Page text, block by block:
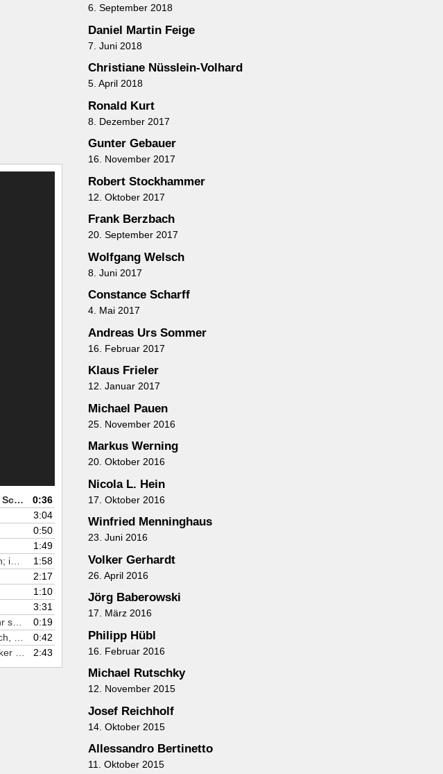
1. Volker Gerhardt pendelt täglich zwischen Hamburg und Berlin. Hat das Schreiben im ICE seinen Schreibstil verändert?
0:36
3:04
0:50
1:49
1:58
2:17
1:10
3:31
0:19
0:42
2:43
6. September 2018
Daniel Martin Feige
7. Juni 2018
Christiane Nüsslein-Volhard
5. April 2018
Ronald Kurt
8. Dezember 2017
Gunter Gebauer
16. November 2017
Robert Stockhammer
12. Oktober 2017
Frank Berzbach
20. September 2017
Wolfgang Welsch
8. Juni 2017
Constance Scharff
4. Mai 2017
Andreas Urs Sommer
16. Februar 2017
Klaus Frieler
12. Januar 2017
Michael Pauen
25. November 2016
Markus Werning
20. Oktober 2016
Nicola L. Hein
17. Oktober 2016
Winfried Menninghaus
23. Juni 2016
Volker Gerhardt
26. April 2016
Jörg Baberowski
17. März 2016
Philipp Hübl
16. Februar 2016
Michael Rutschky
12. November 2015
Josef Reichholf
14. Oktober 2015
Allessandro Bertinetto
11. Oktober 2015